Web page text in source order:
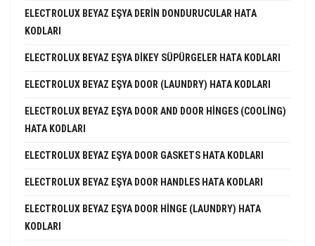
ELECTROLUX BEYAZ EŞYA DERIN DONDURUCULAR HATA
KODLARI
ELECTROLUX BEYAZ EŞYA DIKEY SÜPÜRGELER HATA KODLARI
ELECTROLUX BEYAZ EŞYA DOOR (LAUNDRY) HATA KODLARI
ELECTROLUX BEYAZ EŞYA DOOR AND DOOR HINGES (COOLING)
HATA KODLARI
ELECTROLUX BEYAZ EŞYA DOOR GASKETS HATA KODLARI
ELECTROLUX BEYAZ EŞYA DOOR HANDLES HATA KODLARI
ELECTROLUX BEYAZ EŞYA DOOR HINGE (LAUNDRY) HATA
KODLARI